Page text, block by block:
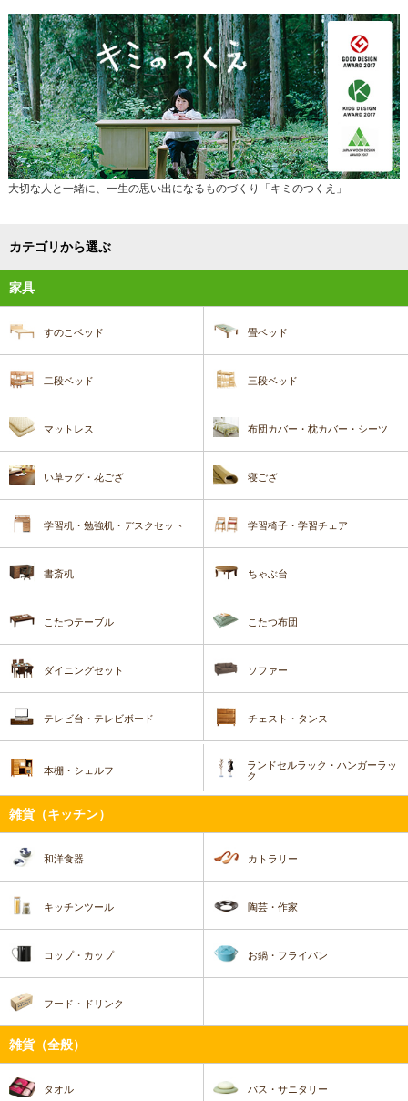
大切な人と一緒に、一生の思い出になるものづくり「キミのつくえ」
カテゴリから選ぶ
家具
すのこベッド 畳ベッド
二段ベッド 三段ベッド
マットレス 布団カバー・枕カバー・シーツ
い草ラグ・花ござ 寝ござ
学習机・勉強机・デスクセット 学習椅子・学習チェア
書斎机 ちゃぶ台
こたつテーブル こたつ布団
ダイニングセット ソファー
テレビ台・テレビボード チェスト・タンス
本棚・シェルフ
ランドセルラック・ハンガーラッ
ク
雑貨（キッチン）
和洋食器 カトラリー
キッチンツール 陶芸・作家
コップ・カップ お鍋・フライパン
フード・ドリンク
雑貨（全般）
タオル バス・サニタリー